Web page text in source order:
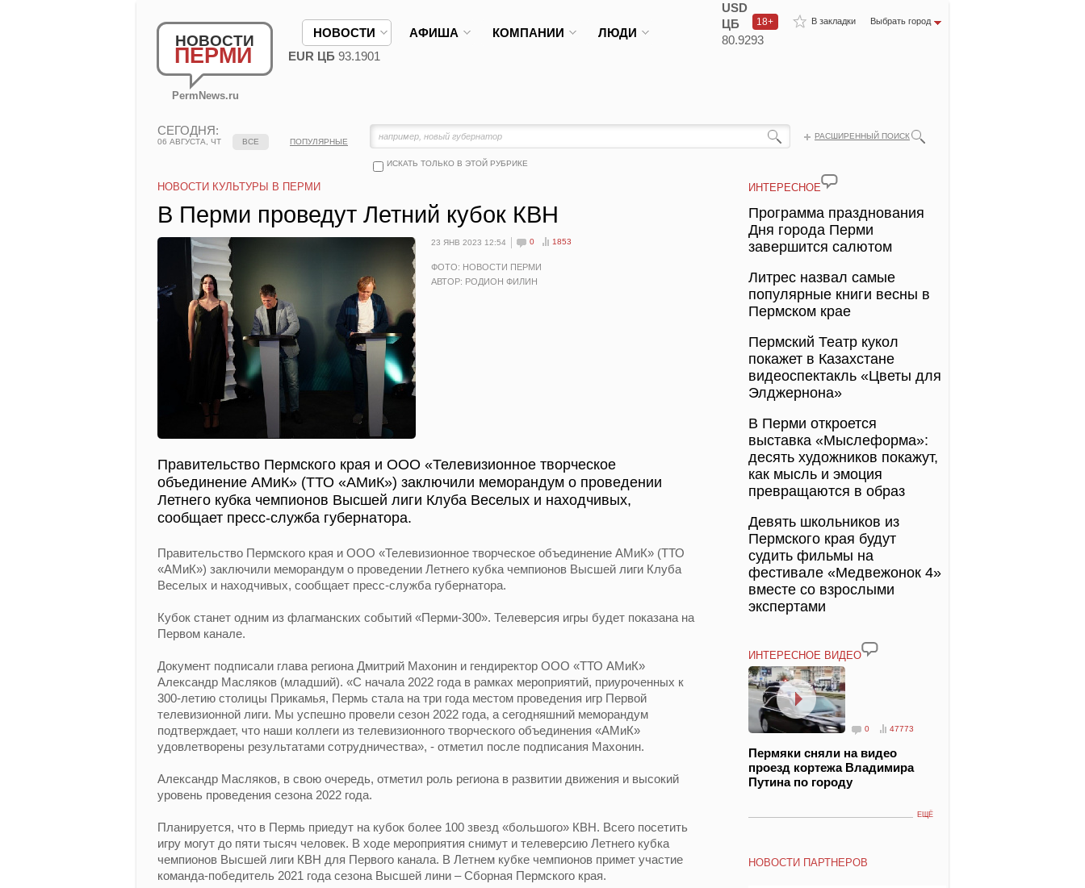
НОВОСТИ
ПЕРМИ
PermNews.ru
В закладки Выбрать город
18+
НОВОСТИ АФИША КОМПАНИИ ЛЮДИ
USD
ЦБ
80.9293
EUR ЦБ 93.1901
СЕГОДНЯ:
06 АВГУСТА, ЧТ
РАСШИРЕННЫЙ ПОИСК
ИСКАТЬ ТОЛЬКО В ЭТОЙ РУБРИКЕ
ВСЕ ПОПУЛЯРНЫЕ
НОВОСТИ КУЛЬТУРЫ В ПЕРМИ
В Перми проведут Летний кубок КВН
23 ЯНВ 2023 12:54 0 1853
ФОТО: НОВОСТИ ПЕРМИ
АВТОР: РОДИОН ФИЛИН
Правительство Пермского края и ООО «Телевизионное творческое
объединение АМиК» (ТТО «АМиК») заключили меморандум о проведении
Летнего кубка чемпионов Высшей лиги Клуба Веселых и находчивых,
сообщает пресс-служба губернатора.
Правительство Пермского края и ООО «Телевизионное творческое объединение АМиК» (ТТО
«АМиК») заключили меморандум о проведении Летнего кубка чемпионов Высшей лиги Клуба
Веселых и находчивых, сообщает пресс-служба губернатора.
Кубок станет одним из флагманских событий «Перми-300». Телеверсия игры будет показана на
Первом канале.
Документ подписали глава региона Дмитрий Махонин и гендиректор ООО «ТТО АМиК»
Александр Масляков (младший). «С начала 2022 года в рамках мероприятий, приуроченных к
300-летию столицы Прикамья, Пермь стала на три года местом проведения игр Первой
телевизионной лиги. Мы успешно провели сезон 2022 года, а сегодняшний меморандум
подтверждает, что наши коллеги из телевизионного творческого объединения «АМиК»
удовлетворены результатами сотрудничества», - отметил после подписания Махонин.
Александр Масляков, в свою очередь, отметил роль региона в развитии движения и высокий
уровень проведения сезона 2022 года.
Планируется, что в Пермь приедут на кубок более 100 звезд «большого» КВН. Всего посетить
игру могут до пяти тысяч человек. В ходе мероприятия снимут и телеверсию Летнего кубка
чемпионов Высшей лиги КВН для Первого канала. В Летнем кубке чемпионов примет участие
команда-победитель 2021 года сезона Высшей лини – Сборная Пермского края.
ИНТЕРЕСНОЕ
Программа празднования
Дня города Перми
завершится салютом
Литрес назвал самые
популярные книги весны в
Пермском крае
Пермский Театр кукол
покажет в Казахстане
видеоспектакль «Цветы для
Элджернона»
В Перми откроется
выставка «Мыслеформа»:
десять художников покажут,
как мысль и эмоция
превращаются в образ
Девять школьников из
Пермского края будут
судить фильмы на
фестивале «Медвежонок 4»
вместе со взрослыми
экспертами
ИНТЕРЕСНОЕ ВИДЕО
0 47773
Пермяки сняли на видео
проезд кортежа Владимира
Путина по городу
ЕЩЁ
НОВОСТИ ПАРТНЕРОВ